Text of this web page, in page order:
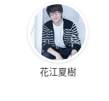
花江夏樹